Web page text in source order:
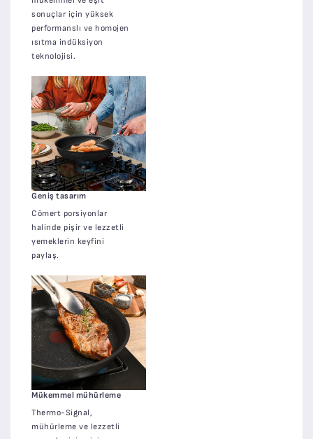
sonuçlar için yüksek
performanslı ve homojen
ısıtma indüksiyon
teknolojisi.
Geniş tasarım
Cömert porsiyonlar
halinde pişir ve lezzetli
yemeklerin keyfini
paylaş.
Mükemmel mühürleme
Thermo-Signal,
mühürleme ve lezzetli